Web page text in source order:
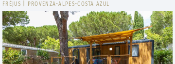
FRÉJUS PROVENZA-ALPES-COSTA AZUL